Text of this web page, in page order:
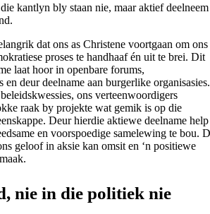
kantlyn bly staan nie, maar aktief deelneem
dat ons as Christene voortgaan om ons
proses te handhaaf én uit te brei. Dit
laat hoor in openbare forums,
en deur deelname aan burgerlike organisasies.
ons verteenwoordigers
raak by projekte wat gemik is op die
Deur hierdie aktiewe deelname help
en voorspoedige samelewing te bou.
geloof in aksie kan omsit en ‘n positiewe
nie in die politiek nie